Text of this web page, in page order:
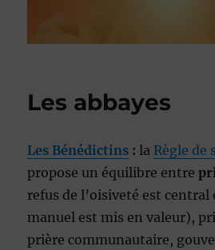
Les abbayes
Les Bénédictins : la Règle de
propose un équilibre entre
refus de l’oisiveté est
manuel est mis en valeur),
prière communautaire,